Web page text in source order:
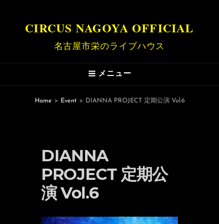
CIRCUS NAGOYA OFFICIAL
名古屋市栄のライブハウス
メニュー
Home > Event > DIANNA PROJECT 定期公演 Vol.6
DIANNA
PROJECT 定期公
演 Vol.6